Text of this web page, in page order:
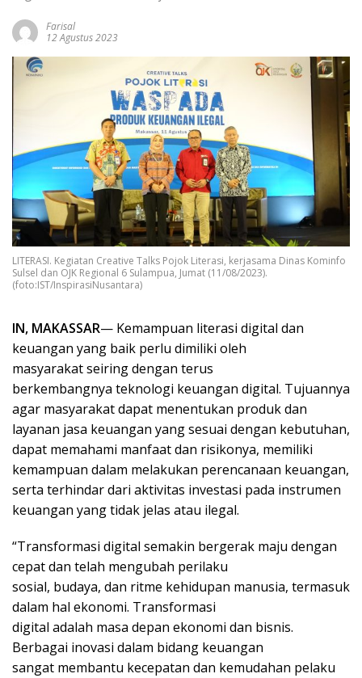
Farisal
12 Agustus 2023
LITERASI. Kegiatan Creative Talks Pojok Literasi, kerjasama Dinas Kominfo
Sulsel dan OJK Regional 6 Sulampua, Jumat (11/08/2023).
(foto:IST/InspirasiNusantara)
IN, MAKASSAR— Kemampuan literasi digital dan
keuangan yang baik perlu dimiliki oleh
masyarakat seiring dengan terus
berkembangnya teknologi keuangan digital. Tujuannya
agar masyarakat dapat menentukan produk dan
layanan jasa keuangan yang sesuai dengan kebutuhan,
dapat memahami manfaat dan risikonya, memiliki
kemampuan dalam melakukan perencanaan keuangan,
serta terhindar dari aktivitas investasi pada instrumen
keuangan yang tidak jelas atau ilegal.
“Transformasi digital semakin bergerak maju dengan
cepat dan telah mengubah perilaku
sosial, budaya, dan ritme kehidupan manusia, termasuk
dalam hal ekonomi. Transformasi
digital adalah masa depan ekonomi dan bisnis.
Berbagai inovasi dalam bidang keuangan
sangat membantu kecepatan dan kemudahan pelaku